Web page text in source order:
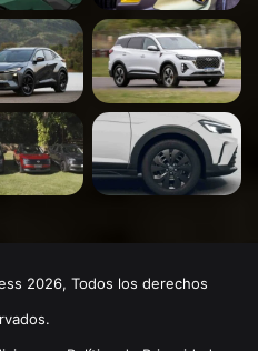
2026, Todos los derechos